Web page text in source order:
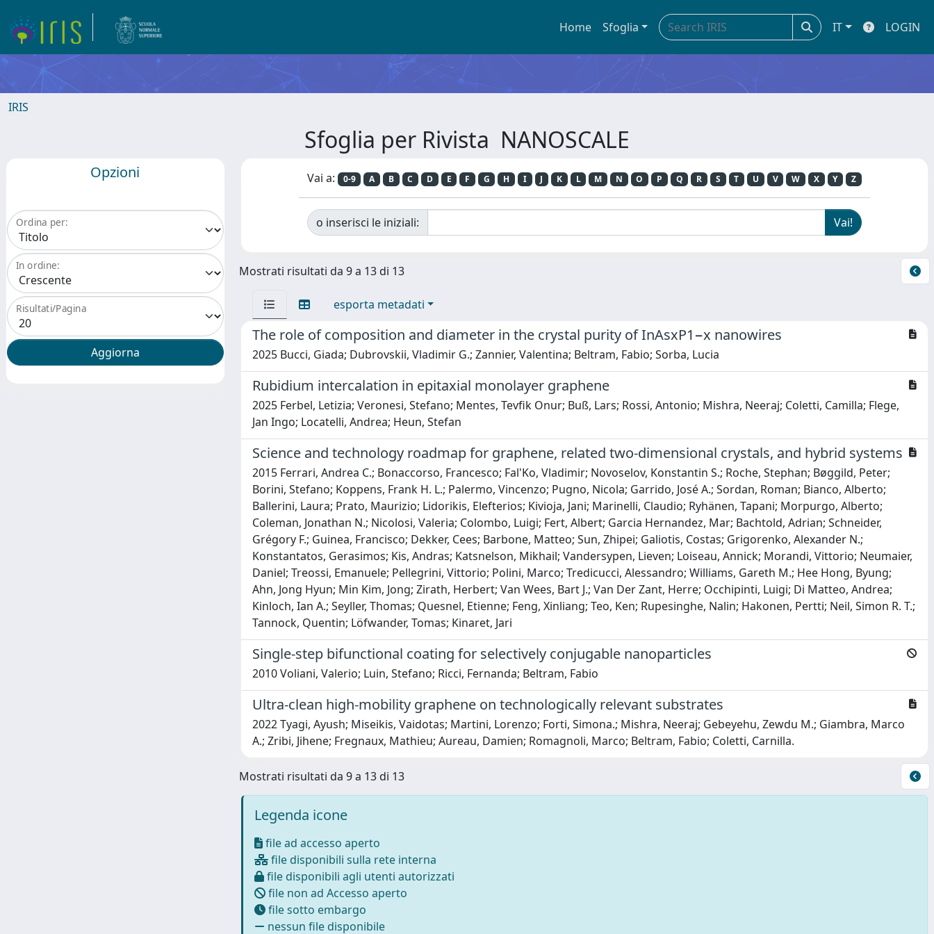
Home Sfoglia IT LOGIN
IRIS
Sfoglia per Rivista NANOSCALE
Opzioni
Ordina per:
In ordine:
Risultati/Pagina
Vai a: 0-9 A B C D E F G H I J K L M N O P Q R S T U V W X Y Z
o inserisci le iniziali:
Mostrati risultati da 9 a 13 di 13
esporta metadati
The role of composition and diameter in the crystal purity of InAsxP1−x nanowires
2025 Bucci, Giada; Dubrovskii, Vladimir G.; Zannier, Valentina; Beltram, Fabio; Sorba, Lucia
Rubidium intercalation in epitaxial monolayer graphene
2025 Ferbel, Letizia; Veronesi, Stefano; Mentes, Tevfik Onur; Buß, Lars; Rossi, Antonio; Mishra, Neeraj; Coletti, Camilla; Flege,
Jan Ingo; Locatelli, Andrea; Heun, Stefan
Science and technology roadmap for graphene, related two-dimensional crystals, and hybrid systems
2015 Ferrari, Andrea C.; Bonaccorso, Francesco; Fal'Ko, Vladimir; Novoselov, Konstantin S.; Roche, Stephan; Bøggild, Peter;
Borini, Stefano; Koppens, Frank H. L.; Palermo, Vincenzo; Pugno, Nicola; Garrido, José A.; Sordan, Roman; Bianco, Alberto;
Ballerini, Laura; Prato, Maurizio; Lidorikis, Elefterios; Kivioja, Jani; Marinelli, Claudio; Ryhänen, Tapani; Morpurgo, Alberto;
Coleman, Jonathan N.; Nicolosi, Valeria; Colombo, Luigi; Fert, Albert; Garcia Hernandez, Mar; Bachtold, Adrian; Schneider,
Grégory F.; Guinea, Francisco; Dekker, Cees; Barbone, Matteo; Sun, Zhipei; Galiotis, Costas; Grigorenko, Alexander N.;
Konstantatos, Gerasimos; Kis, Andras; Katsnelson, Mikhail; Vandersypen, Lieven; Loiseau, Annick; Morandi, Vittorio; Neumaier,
Daniel; Treossi, Emanuele; Pellegrini, Vittorio; Polini, Marco; Tredicucci, Alessandro; Williams, Gareth M.; Hee Hong, Byung;
Ahn, Jong Hyun; Min Kim, Jong; Zirath, Herbert; Van Wees, Bart J.; Van Der Zant, Herre; Occhipinti, Luigi; Di Matteo, Andrea;
Kinloch, Ian A.; Seyller, Thomas; Quesnel, Etienne; Feng, Xinliang; Teo, Ken; Rupesinghe, Nalin; Hakonen, Pertti; Neil, Simon R. T.;
Tannock, Quentin; Löfwander, Tomas; Kinaret, Jari
Single-step bifunctional coating for selectively conjugable nanoparticles
2010 Voliani, Valerio; Luin, Stefano; Ricci, Fernanda; Beltram, Fabio
Ultra-clean high-mobility graphene on technologically relevant substrates
2022 Tyagi, Ayush; Miseikis, Vaidotas; Martini, Lorenzo; Forti, Simona.; Mishra, Neeraj; Gebeyehu, Zewdu M.; Giambra, Marco
A.; Zribi, Jihene; Fregnaux, Mathieu; Aureau, Damien; Romagnoli, Marco; Beltram, Fabio; Coletti, Carnilla.
Mostrati risultati da 9 a 13 di 13
Legenda icone
file ad accesso aperto
file disponibili sulla rete interna
file disponibili agli utenti autorizzati
file non ad Accesso aperto
file sotto embargo
nessun file disponibile